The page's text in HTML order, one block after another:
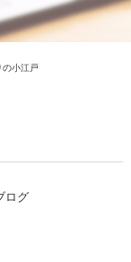
の小江戸
ログ